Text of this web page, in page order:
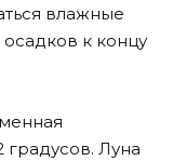
влажные
к концу
градусов. Луна